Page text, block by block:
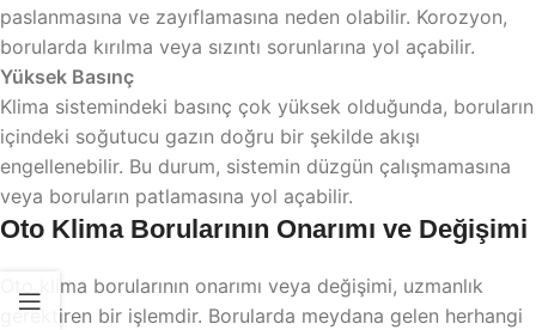
paslanmasına ve zayıflamasına neden olabilir. Korozyon,
borularda kırılma veya sızıntı sorunlarına yol açabilir.
Yüksek Basınç
Klima sistemindeki basınç çok yüksek olduğunda, boruların
içindeki soğutucu gazın doğru bir şekilde akışı
engellenebilir. Bu durum, sistemin düzgün çalışmamasına
veya boruların patlamasına yol açabilir.
Oto Klima Borularının Onarımı ve Değişimi
Oto klima borularının onarımı veya değişimi, uzmanlık
gerektiren bir işlemdir. Borularda meydana gelen herhangi